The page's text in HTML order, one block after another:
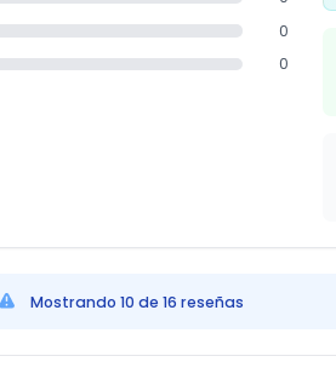
0
0
Mostrando 10 de 16 reseñas